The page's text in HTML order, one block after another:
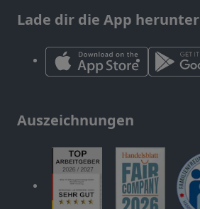
Lade dir die App herunter
Auszeichnungen